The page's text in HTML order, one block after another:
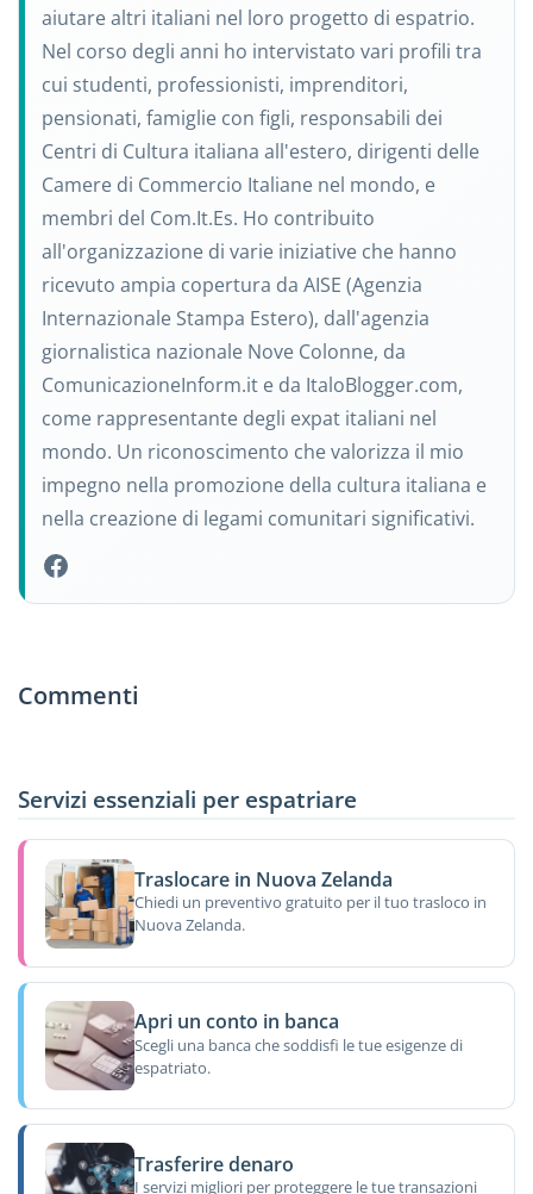
aiutare altri italiani nel loro progetto di espatrio.
Nel corso degli anni ho intervistato vari profili tra
cui studenti, professionisti, imprenditori,
pensionati, famiglie con figli, responsabili dei
Centri di Cultura italiana all'estero, dirigenti delle
Camere di Commercio Italiane nel mondo, e
membri del Com.It.Es. Ho contribuito
all'organizzazione di varie iniziative che hanno
ricevuto ampia copertura da AISE (Agenzia
Internazionale Stampa Estero), dall'agenzia
giornalistica nazionale Nove Colonne, da
ComunicazioneInform.it e da ItaloBlogger.com,
come rappresentante degli expat italiani nel
mondo. Un riconoscimento che valorizza il mio
impegno nella promozione della cultura italiana e
nella creazione di legami comunitari significativi.
Commenti
Servizi essenziali per espatriare
Traslocare in Nuova Zelanda
Chiedi un preventivo gratuito per il tuo trasloco in
Nuova Zelanda.
Apri un conto in banca
Scegli una banca che soddisfi le tue esigenze di
espatriato.
Trasferire denaro
I servizi migliori per proteggere le tue transazioni